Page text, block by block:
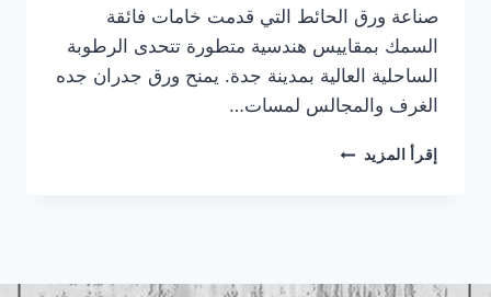
صناعة ورق الحائط التي قدمت خامات فائقة
السمك بمقاييس هندسية متطورة تتحدى الرطوبة
الساحلية العالية بمدينة جدة. يمنح ورق جدران جده
الغرف والمجالس لمسات…
إقرأ المزيد معلم
ورق